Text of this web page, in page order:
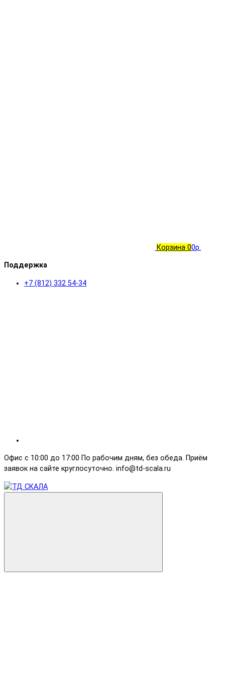
Корзина 00р.
Поддержка
+7 (812) 332 54-34
Офис с 10:00 до 17:00 По рабочим дням, без обеда. Приём
заявок на сайте круглосуточно. info@td-scala.ru